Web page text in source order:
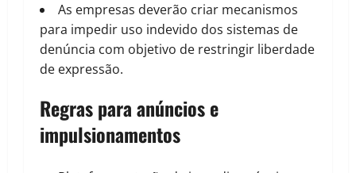
As empresas deverão criar mecanismos
para impedir uso indevido dos sistemas de
denúncia com objetivo de restringir liberdade
de expressão.
Regras para anúncios e
impulsionamentos